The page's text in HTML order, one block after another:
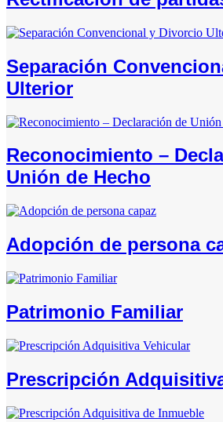
Separación
Ulterior
Reconocimiento –
Unión de Hecho
Adopción de persona
Patrimonio Familiar
Prescripción